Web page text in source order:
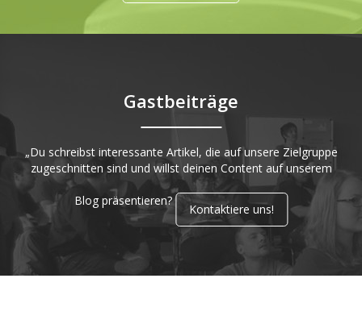
Gastbeiträge
„Du schreibst interessante Artikel, die auf unsere Zielgruppe
zugeschnitten sind und willst deinen Content auf unserem
Blog präsentieren?
Kontaktiere uns!